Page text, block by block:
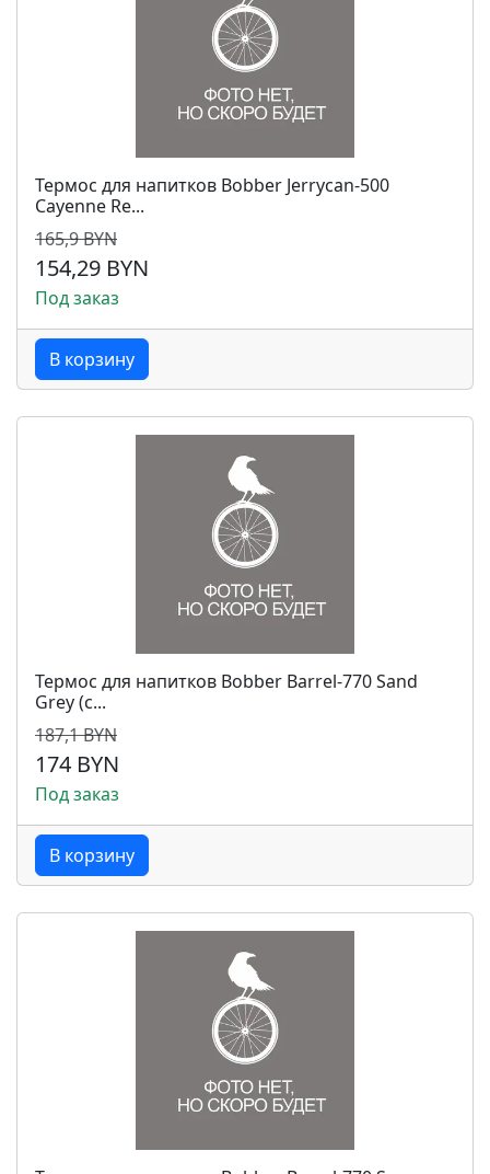
Термос для напитков Bobber Jerrycan-500
Cayenne Re...
165,9 BYN
154,29 BYN
Под заказ
В корзину
Термос для напитков Bobber Barrel-770 Sand
Grey (с...
187,1 BYN
174 BYN
Под заказ
В корзину